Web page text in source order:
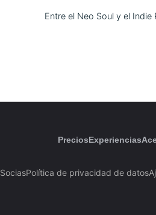
Entre el Neo Soul y el Indie
PreciosExperiencias
SociasPolítica de privacidad de datos